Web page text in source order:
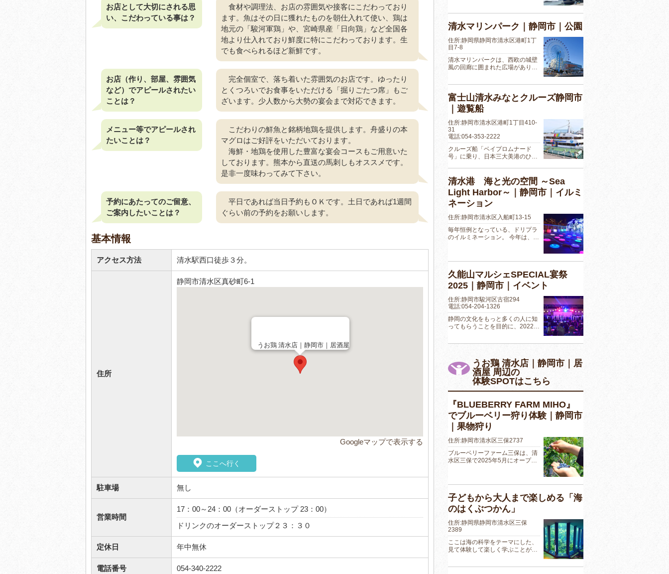
お店として大切にされる思
い、こだわっている事は？
食材や調理法、お店の雰囲気や接客にこだわっており
ます。魚はその日に獲れたものを朝仕入れて使い、鶏は
地元の「駿河軍鶏」や、宮崎県産「日向鶏」など全国各
地より仕入れており鮮度に特にこだわっております。生
でも食べられるほど新鮮です。
お店（作り、部屋、雰囲気
など）でアピールされたい
ことは？
完全個室で、落ち着いた雰囲気のお店です。ゆったり
とくつろいでお食事をいただける「掘りごたつ席」もご
ざいます。少人数から大勢の宴会まで対応できます。
メニュー等でアピールされ
たいことは？
こだわりの鮮魚と銘柄地鶏を提供します。舟盛りの本
マグロはご好評をいただいております。
海鮮・地鶏を使用した豊富な宴会コースもご用意いた
しております。熊本から直送の馬刺しもオススメです。
是非一度味わってみて下さい。
予約にあたってのご留意、
ご案内したいことは？
平日であれば当日予約もＯＫです。土日であれば1週間
ぐらい前の予約をお願いします。
基本情報
アクセス方法 清水駅西口徒歩３分。
住所
静岡市清水区真砂町6-1
うお鶏 清水店｜静岡市｜居酒屋
Googleマップで表示する
ここへ行く
駐車場 無し
営業時間
17：00～24：00（オーダーストップ 23：00）
ドリンクのオーダーストップ２３：３０
定休日 年中無休
電話番号 054-340-2222
清水マリンパーク｜静岡市｜公園
住所:静岡県静岡市清水区港町1丁
目7-8
清水マリンパークは、西欧の城壁
風の回廊に囲まれた広場があり…
富士山清水みなとクルーズ静岡市
｜遊覧船
住所:静岡市清水区港町1丁目410-
31
電話:054-353-2222
クルーズ船「ベイプロムナード
号」に乗り、日本三大美港のひ…
清水港 海と光の空間 ～Sea
Light Harbor～｜静岡市｜イルミ
ネーション
住所:静岡市清水区入船町13-15
毎年恒例となっている、ドリプラ
のイルミネーション。 今年は、…
久能山マルシェSPECIAL宴祭
2025｜静岡市｜イベント
住所:静岡市駿河区古宿294
電話:054-204-1326
静岡の文化をもっと多くの人に知
ってもらうことを目的に、2022…
うお鶏 清水店｜静岡市｜居
酒屋 周辺の
体験SPOTはこちら
『BLUEBERRY FARM MIHO』
でブルーベリー狩り体験｜静岡市
｜果物狩り
住所:静岡市清水区三保2737
ブルーベリーファーム三保は、清
水区三保で2025年5月にオープ…
子どもから大人まで楽しめる「海
のはくぶつかん」
住所:静岡県静岡市清水区三保
2389
ここは海の科学をテーマにした、
見て体験して楽しく学ぶことが…